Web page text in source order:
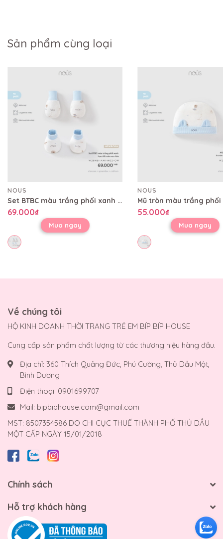
Sản phẩm cùng loại
NOUS
Set BTBC màu trắng phối xanh họa tiết mèo sao hỏa
69.000₫
Mua ngay
NOUS
55.000₫
Mua ngay
Về chúng tôi
HỘ KINH DOANH THỜI TRANG TRẺ EM BÍP BÍP HOUSE
Cung cấp sản phẩm chất lượng từ các thương hiệu hàng đầu.
Địa chỉ: 360 Thích Quảng Đức, Phú Cường, Thủ Dầu Một,
Bình Dương
Điện thoại: 0901699707
Mail: bipbiphouse.com@gmail.com
MST: 8507354586 DO CHI CỤC THUẾ THÀNH PHỐ THỦ DẦU
MỘT CẤP NGÀY 15/01/2018
Chính sách
Hỗ trợ khách hàng